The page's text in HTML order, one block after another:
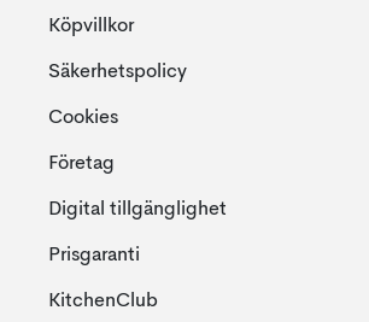
Köpvillkor
Säkerhetspolicy
Cookies
Företag
Digital tillgänglighet
Prisgaranti
KitchenClub